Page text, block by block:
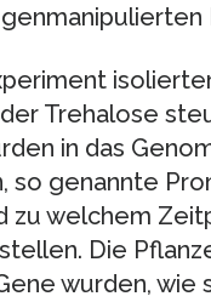
Trehalose
in das
so genannte
zu welchem
Die
wurden,